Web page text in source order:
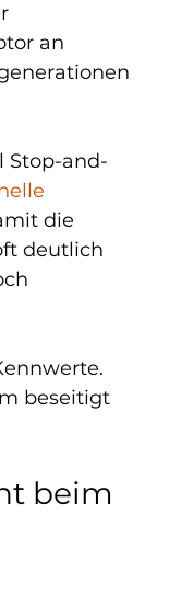
an
Stop-and-
die
deutlich
beseitigt
beim